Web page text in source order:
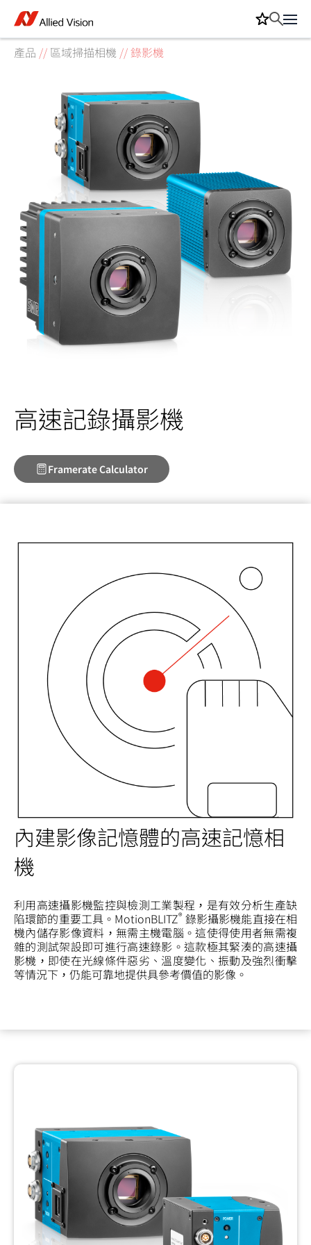
產品 // 區域掃描相機 //錄影機
高速記錄攝影機
Framerate Calculator
內建影像記憶體的高速記憶相
機
利用高速攝影機監控與檢測工業製程，是有效分析生產缺
陷環節的重要工具。MotionBLITZ® 錄影攝影機能直接在相
機內儲存影像資料，無需主機電腦。這使得使用者無需複
雜的測試架設即可進行高速錄影。這款極其緊湊的高速攝
影機，即使在光線條件惡劣、溫度變化、振動及強烈衝擊
等情況下，仍能可靠地提供具參考價值的影像。